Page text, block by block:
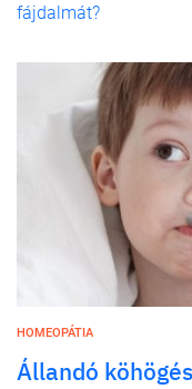
fájdalmát?
HOMEOPÁTIA
Állandó